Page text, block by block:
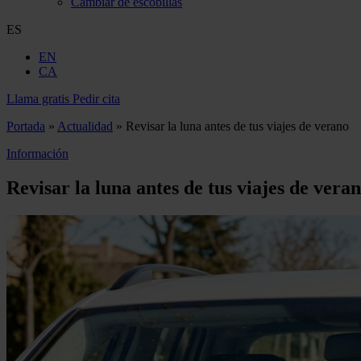
ES
EN
CA
Llama gratis Pedir cita
Portada » Actualidad » Revisar la luna antes de tus viajes de verano
Información
Revisar la luna antes de tus viajes de